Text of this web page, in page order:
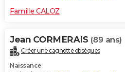
Famille CALOZ
Jean CORMERAIS (89 ans)
Créer une cagnotte obsèques
Naissance